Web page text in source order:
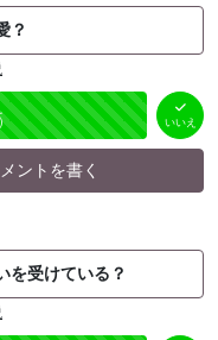
？
いいえ
ントを書く
を受けている？